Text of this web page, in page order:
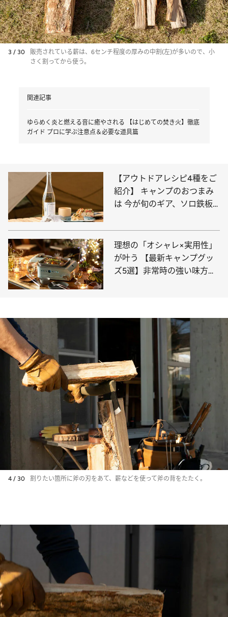
3 / 30
販売されている薪は、6センチ程度の厚みの中割(左)が多いので、小
さく割ってから使う。
関連記事
ゆらめく炎と燃える音に癒やされる 【はじめての焚き火】徹底
ガイド プロに学ぶ注意点＆必要な道具篇
【アウトドアレシピ4種をご
紹介】 キャンプのおつまみ
は 今が旬のギア、ソロ鉄板
理想の「オシャレ×実用性」
が叶う 【最新キャンプグッ
ズ5選】非常時の強い味方に
4 / 30 割りたい箇所に斧の刃をあて、薪などを使って斧の背をたたく。